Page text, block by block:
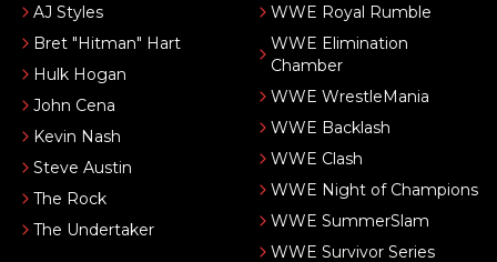
AJ Styles
Bret "Hitman" Hart
Hulk Hogan
John Cena
Kevin Nash
Steve Austin
The Rock
The Undertaker
WWE Royal Rumble
WWE Elimination
Chamber
WWE WrestleMania
WWE Backlash
WWE Clash
WWE Night of Champions
WWE SummerSlam
WWE Survivor Series